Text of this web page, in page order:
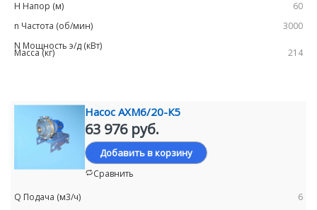
60
3000
214
Насос АХМ6/20-К5
63 976 руб.
Добавить в корзину
Сравнить
6